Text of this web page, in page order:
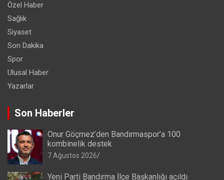
Özel Haber
Sağlık
Siyaset
Son Dakika
Spor
Ulusal Haber
Yazarlar
Son Haberler
Onur Göçmez’den Bandırmaspor’a 100
kombinelik destek
7 Ağustos 2026
Yeni Parti Bandırma İlçe Başkanlığı açıldı